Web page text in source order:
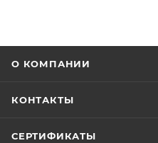
О КОМПАНИИ
КОНТАКТЫ
СЕРТИФИКАТЫ